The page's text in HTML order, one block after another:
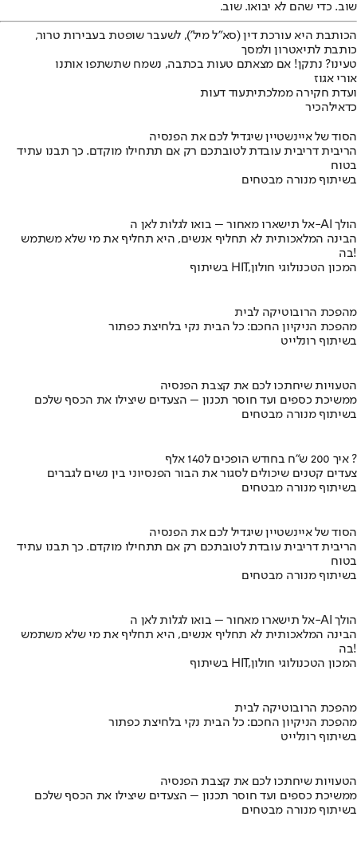
שוב. כדי שהם לא יבואו. שוב.
הכותבת היא עורכת דין (סא"ל מיל'), לשעבר שופטת בעבירות טרור,
כותבת לתיאטרון ולמסך
טעינו? נתקן! אם מצאתם טעות בכתבה, נשמח שתשתפו אותנו
אורי אגוז
ועדת חקירה ממלכתיתעוד דעות
כדאילהכיר
הסוד של איינשטיין שיגדיל לכם את הפנסיה
הריבית דריבית עובדת לטובתכם רק אם תתחילו מוקדם. כך תבנו עתיד
בטוח
בשיתוף מנורה מבטחים
אל תישארו מאחור – בואו לגלות לאן ה-AI הולך
הבינה המלאכותית לא תחליף אנשים, היא תחליף את מי שלא משתמש
בה!
בשיתוף HIT,המכון הטכנולוגי חולון
מהפכת הרובוטיקה לבית
מהפכת הניקיון החכם: כל הבית נקי בלחיצת כפתור
בשיתוף רונלייט
הטעויות שיחתכו לכם את קצבת הפנסיה
ממשיכת כספים ועד חוסר תכנון – הצעדים שיצילו את הכסף שלכם
בשיתוף מנורה מבטחים
איך 200 ש"ח בחודש הופכים ל140 אלף ?
צעדים קטנים שיכולים לסגור את הבור הפנסיוני בין נשים לגברים
בשיתוף מנורה מבטחים
הסוד של איינשטיין שיגדיל לכם את הפנסיה
הריבית דריבית עובדת לטובתכם רק אם תתחילו מוקדם. כך תבנו עתיד
בטוח
בשיתוף מנורה מבטחים
אל תישארו מאחור – בואו לגלות לאן ה-AI הולך
הבינה המלאכותית לא תחליף אנשים, היא תחליף את מי שלא משתמש
בה!
בשיתוף HIT,המכון הטכנולוגי חולון
מהפכת הרובוטיקה לבית
מהפכת הניקיון החכם: כל הבית נקי בלחיצת כפתור
בשיתוף רונלייט
הטעויות שיחתכו לכם את קצבת הפנסיה
ממשיכת כספים ועד חוסר תכנון – הצעדים שיצילו את הכסף שלכם
בשיתוף מנורה מבטחים